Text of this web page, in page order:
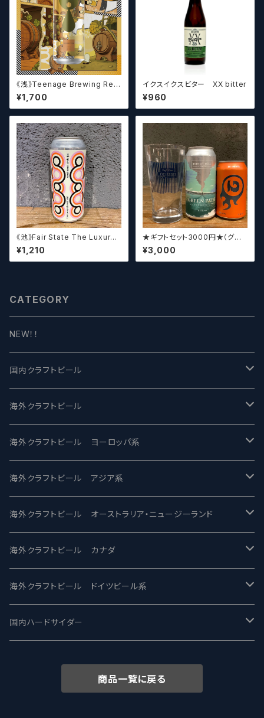
《浅》Teenage Brewing Res
urrection // レザレクション【ク
ラフトビール】
¥1,700
イクスイクスビター XX bitter
¥960
《池》Fair State The Luxury
of Restraint / フェアステイト
ザ ラグジュアリー オブ リストレ
イント【クラフトビールシザーズ】
¥1,210
★ギフトセット3000円★（グラ
スセット）【クラフトビール】
¥3,000
CATEGORY
NEW！！
国内クラフトビール
UCHU BREWING -うちゅうブルーイング
バテレ -VERTERE
2nd Story Ale Works -セカンドストーリー
ビアへるん - Beer Hearn
忽布古丹醸造 - HOP KOTAN
ワイマーケットブルーイング Y.Market Brewing
志賀高原ビール - SIGAKOGEN
箕面ビール - MINOH BEER
海外クラフトビール
Modern Times モダンタイムズ
Maui マウイ
Toppling Goliath トップリンゴライアス
Fair State フェアステイト
Lagunitas ラグニタス
FirestoneWalker ファイアストーン
Mikkeller ミッケラー
海外クラフトビール ヨーロッパ系
UnBarred -アンバード
SAIREN /サイレン
ワイルドチャイルド - Wilde Child
BrewDog Brewery - ブリュードッグ
The Flying Inn / ザ フライイング イン
Lambiek Fabriek - ファブリーク
海外クラフトビール アジア系
gweilo-鬼佬 グウァイロ
Heart Of Darkness - ハートオブダークネス
Carbon brews -カーボン
TAIHU - タイフー
Behemoth - ベヒーモス
海外クラフトビール オーストラリア・ニュージーランド
ROCKY RIDGE - ロッキーリッジ
BODRIGGY BREWING ボッドリッジー
CO-CONSPIRATORS コ・コンスピレーターズ
Deep Creek Brewing Co.
海外クラフトビール カナダ
Jackie O's ジャッキーオーズ
Westbrook ウェストブルック
Strathcona ストラスコナ
海外クラフトビール ドイツビール系
Karmeliten カーメリテン
Früh フリュー
国内ハードサイダー
商品一覧に戻る